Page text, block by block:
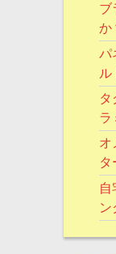
ブ
か
パ
ル
ラ
オ
ン